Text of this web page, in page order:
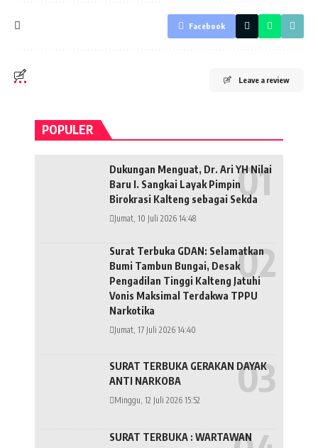
Facebook
Leave a review
POPULER
Dukungan Menguat, Dr. Ari YH Nilai
Baru I. Sangkai Layak Pimpin
Birokrasi Kalteng sebagai Sekda
Jumat, 10 Juli 2026 14:48
Surat Terbuka GDAN: Selamatkan
Bumi Tambun Bungai, Desak
Pengadilan Tinggi Kalteng Jatuhi
Vonis Maksimal Terdakwa TPPU
Narkotika
Jumat, 17 Juli 2026 14:40
SURAT TERBUKA GERAKAN DAYAK
ANTI NARKOBA
Minggu, 12 Juli 2026 15:52
SURAT TERBUKA : WARTAWAN